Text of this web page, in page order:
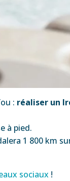
: réaliser un
à pied.
1 800 km
sociaux !